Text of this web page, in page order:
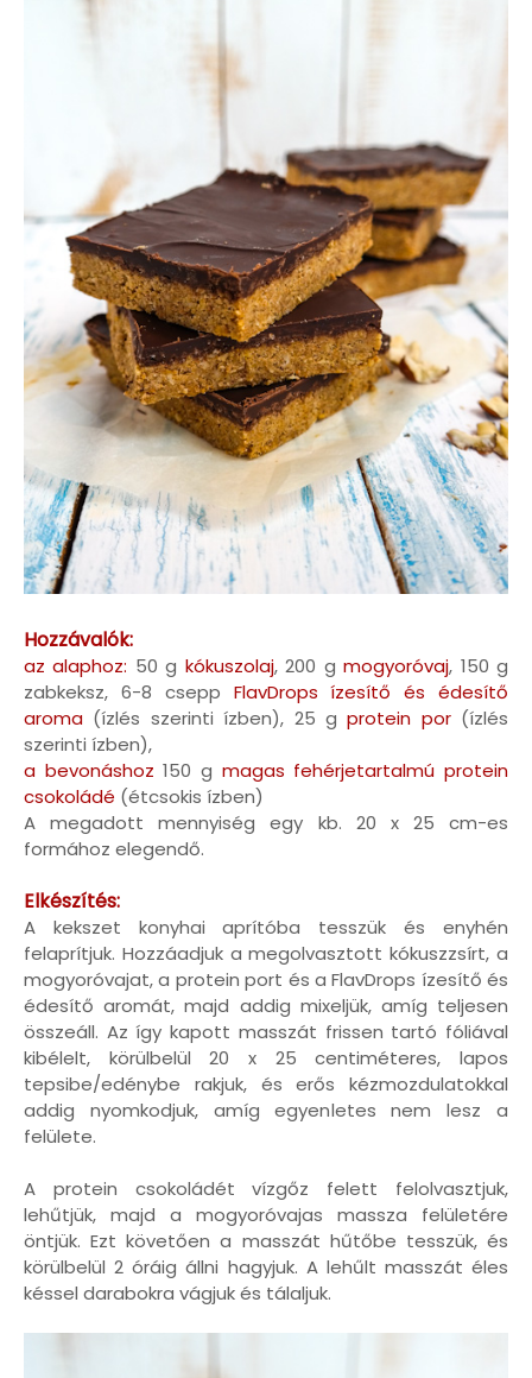
Hozzávalók:
az alaphoz: 50 g kókuszolaj, 200 gmogyoróvaj, 150 g
zabkeksz, 6-8 csepp FlavDrops ízesítő és édesítő
aroma (ízlés szerinti ízben), 25 gprotein por(ízlés
szerinti ízben),
a bevonáshoz150 g magas fehérjetartalmú protein
csokoládé (étcsokis ízben)
A megadott mennyiség egy kb. 20 x 25 cm-es
formához elegendő.
Elkészítés:
A kekszet konyhai aprítóba tesszük és enyhén
felaprítjuk. Hozzáadjuk a megolvasztott kókuszzsírt, a
mogyoróvajat, a protein port és a FlavDrops ízesítő és
édesítő aromát, majd addig mixeljük, amíg teljesen
összeáll. Az így kapott masszát frissen tartó fóliával
kibélelt, körülbelül 20 x 25 centiméteres, lapos
tepsibe/edénybe rakjuk, és erős kézmozdulatokkal
addig nyomkodjuk, amíg egyenletes nem lesz a
felülete.
A protein csokoládét vízgőz felett felolvasztjuk,
lehűtjük, majd a mogyoróvajas massza felületére
öntjük. Ezt követően a masszát hűtőbe tesszük, és
körülbelül 2 óráig állni hagyjuk. A lehűlt masszát éles
késsel darabokra vágjuk és tálaljuk.